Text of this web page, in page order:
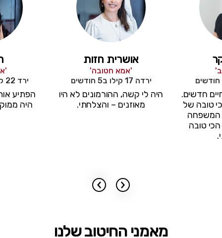
חדשים.
טובה של
המשפחה
טובה
היה לי קשה, ההורמונים לא היו
מאוזנים – והצלחתי.
אושרית חזות
'אמא חטובה'
ירדה 17 קילו ב5 חודשים
הפתיע
היה
ירד 22 קילו ב14 חודשים
מאמני החיטוב שלנו